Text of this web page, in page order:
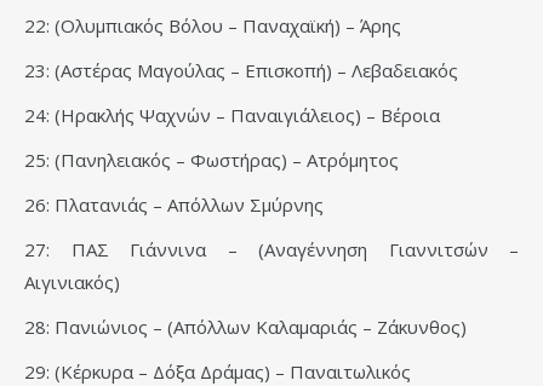
22: (Ολυμπιακός Βόλου – Παναχαϊκή) – Άρης
23: (Αστέρας Μαγούλας – Επισκοπή) – Λεβαδειακός
24: (Ηρακλής Ψαχνών – Παναιγιάλειος) – Βέροια
25: (Πανηλειακός – Φωστήρας) – Ατρόμητος
26: Πλατανιάς – Απόλλων Σμύρνης
27: ΠΑΣ Γιάννινα – (Αναγέννηση Γιαννιτσών –
Αιγινιακός)
28: Πανιώνιος – (Απόλλων Καλαμαριάς – Ζάκυνθος)
29: (Κέρκυρα – Δόξα Δράμας) – Παναιτωλικός